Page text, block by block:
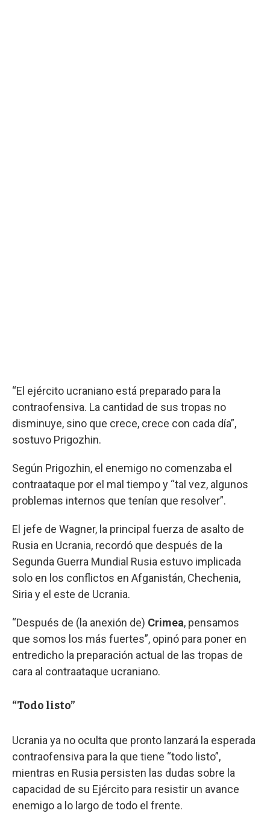
“El ejército ucraniano está preparado para la
contraofensiva. La cantidad de sus tropas no
disminuye, sino que crece, crece con cada día”,
sostuvo Prigozhin.
Según Prigozhin, el enemigo no comenzaba el
contraataque por el mal tiempo y “tal vez, algunos
problemas internos que tenían que resolver”.
El jefe de Wagner, la principal fuerza de asalto de
Rusia en Ucrania, recordó que después de la
Segunda Guerra Mundial Rusia estuvo implicada
solo en los conflictos en Afganistán, Chechenia,
Siria y el este de Ucrania.
“Después de (la anexión de) Crimea, pensamos
que somos los más fuertes”, opinó para poner en
entredicho la preparación actual de las tropas de
cara al contraataque ucraniano.
“Todo listo”
Ucrania ya no oculta que pronto lanzará la esperada
contraofensiva para la que tiene “todo listo”,
mientras en Rusia persisten las dudas sobre la
capacidad de su Ejército para resistir un avance
enemigo a lo largo de todo el frente.